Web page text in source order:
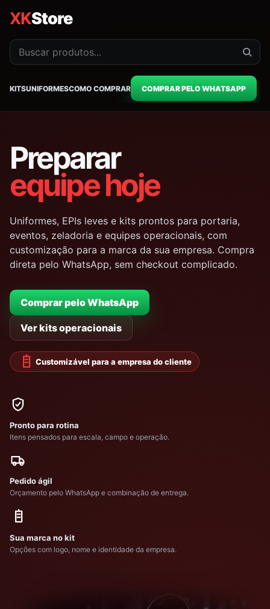
XKStore
KITSUNIFORMESCOMO COMPRAR COMPRAR PELO WHATSAPP
Preparar
equipe hoje
Uniformes, EPIs leves e kits prontos para portaria,
eventos, zeladoria e equipes operacionais, com
customização para a marca da sua empresa. Compra
direta pelo WhatsApp, sem checkout complicado.
Comprar pelo WhatsApp
Ver kits operacionais
Customizável para a empresa do cliente
Pronto para rotina
Itens pensados para escala, campo e operação.
Pedido ágil
Orçamento pelo WhatsApp e combinação de entrega.
Sua marca no kit
Opções com logo, nome e identidade da empresa.